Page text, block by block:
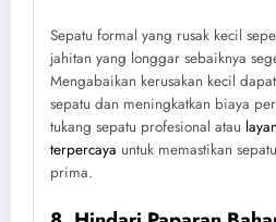
Sepatu formal yang rusak kecil
jahitan yang longgar sebaiknya
Mengabaikan kerusakan kecil
sepatu dan meningkatkan biaya
tukang sepatu profesional atau
terpercaya untuk memastikan
prima.